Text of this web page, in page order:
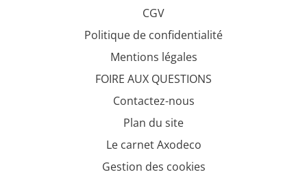
CGV
Politique de confidentialité
Mentions légales
FOIRE AUX QUESTIONS
Contactez-nous
Plan du site
Le carnet Axodeco
Gestion des cookies